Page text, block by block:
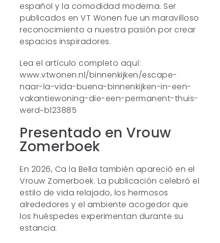
español y la comodidad moderna. Ser
publicados en VT Wonen fue un maravilloso
reconocimiento a nuestra pasión por crear
espacios inspiradores.
Lea el artículo completo aquí:
www.vtwonen.nl/binnenkijken/escape-
naar-la-vida-buena-binnenkijken-in-een-
vakantiewoning-die-een-permanent-thuis-
werd~b123885
Presentado en Vrouw
Zomerboek
En 2026, Ca la Bella también apareció en el
Vrouw Zomerboek. La publicación celebró el
estilo de vida relajado, los hermosos
alrededores y el ambiente acogedor que
los huéspedes experimentan durante su
estancia.